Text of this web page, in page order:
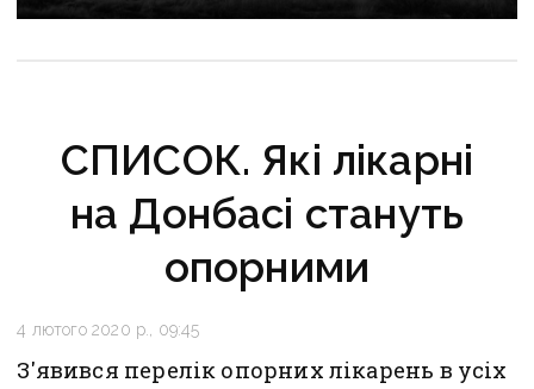
залишилися під землею — Волинець
СПИСОК. Які лікарні
на Донбасі стануть
опорними
4 лютого 2020 р., 09:45
З'явився перелік опорних лікарень в усіх